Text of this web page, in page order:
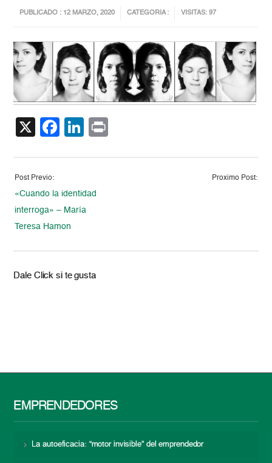
PUBLICADO : 12 MARZO, 2020 CATEGORIA : VISITAS: 97
X Facebook
LinkedIn
Post Previo:
«Cuando la identidad
interroga» – María
Teresa Hamon
Proximo Post:
Dale Click si te gusta
EMPRENDEDORES
La autoeficacia: “motor invisible” del emprendedor